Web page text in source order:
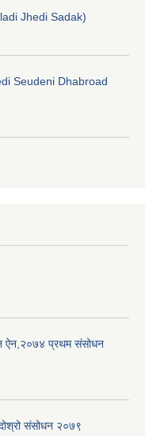
Jhedi Sadak)
Seudeni Dhabroad
ऐन,२०७४ प्रथम संसोधन
संसोधन २०७९